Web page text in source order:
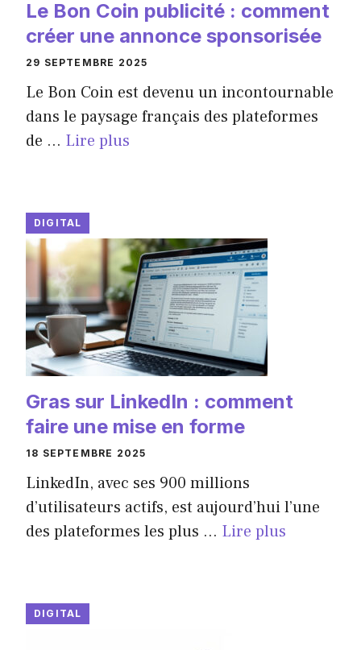
Le Bon Coin publicité : comment
créer une annonce sponsorisée
29 SEPTEMBRE 2025
Le Bon Coin est devenu un incontournable
dans le paysage français des plateformes
de ... Lire plus
DIGITAL
Gras sur LinkedIn : comment
faire une mise en forme
18 SEPTEMBRE 2025
LinkedIn, avec ses 900 millions
d’utilisateurs actifs, est aujourd’hui l’une
des plateformes les plus ... Lire plus
DIGITAL